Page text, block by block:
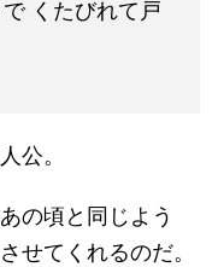
くたびれて戸
公。
の頃と同じよう
せてくれるのだ。